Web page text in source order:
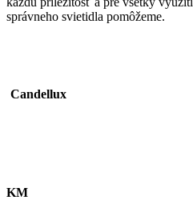
správneho svietidla pomôžeme.
Candellux
KM